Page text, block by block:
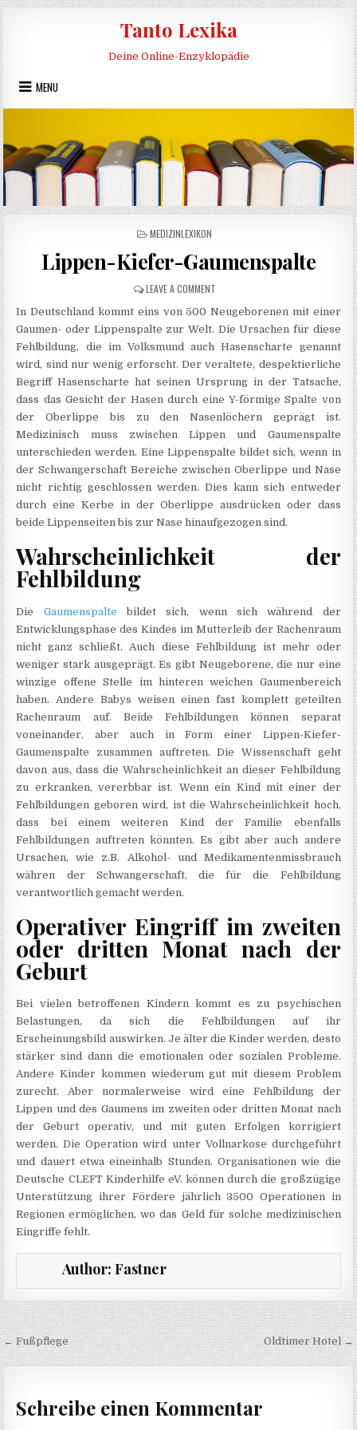
Skip to content
Tanto Lexika
Deine Online-Enzyklopädie
MENU
POSTED IN
MEDIZINLEXIKON
Lippen-Kiefer-Gaumenspalte
LEAVE A COMMENTON LIPPEN-KIEFER-GAUMENSPALTE
In Deutschland kommt eins von 500 Neugeborenen mit einer
Gaumen- oder Lippenspalte zur Welt. Die Ursachen für diese
Fehlbildung, die im Volksmund auch Hasenscharte genannt
wird, sind nur wenig erforscht. Der veraltete, despektierliche
Begriff Hasenscharte hat seinen Ursprung in der Tatsache,
dass das Gesicht der Hasen durch eine Y-förmige Spalte von
der Oberlippe bis zu den Nasenlöchern geprägt ist.
Medizinisch muss zwischen Lippen und Gaumenspalte
unterschieden werden. Eine Lippenspalte bildet sich, wenn in
der Schwangerschaft Bereiche zwischen Oberlippe und Nase
nicht richtig geschlossen werden. Dies kann sich entweder
durch eine Kerbe in der Oberlippe ausdrücken oder dass
beide Lippenseiten bis zur Nase hinaufgezogen sind.
Wahrscheinlichkeit der
Fehlbildung
Die Gaumenspalte bildet sich, wenn sich während der
Entwicklungsphase des Kindes im Mutterleib der Rachenraum
nicht ganz schließt. Auch diese Fehlbildung ist mehr oder
weniger stark ausgeprägt. Es gibt Neugeborene, die nur eine
winzige offene Stelle im hinteren weichen Gaumenbereich
haben. Andere Babys weisen einen fast komplett geteilten
Rachenraum auf. Beide Fehlbildungen können separat
voneinander, aber auch in Form einer Lippen-Kiefer-
Gaumenspalte zusammen auftreten. Die Wissenschaft geht
davon aus, dass die Wahrscheinlichkeit an dieser Fehlbildung
zu erkranken, vererbbar ist. Wenn ein Kind mit einer der
Fehlbildungen geboren wird, ist die Wahrscheinlichkeit hoch,
dass bei einem weiteren Kind der Familie ebenfalls
Fehlbildungen auftreten könnten. Es gibt aber auch andere
Ursachen, wie z.B. Alkohol- und Medikamentenmissbrauch
währen der Schwangerschaft, die für die Fehlbildung
verantwortlich gemacht werden.
Operativer Eingriff im zweiten
oder dritten Monat nach der
Geburt
Bei vielen betroffenen Kindern kommt es zu psychischen
Belastungen, da sich die Fehlbildungen auf ihr
Erscheinungsbild auswirken. Je älter die Kinder werden, desto
stärker sind dann die emotionalen oder sozialen Probleme.
Andere Kinder kommen wiederum gut mit diesem Problem
zurecht. Aber normalerweise wird eine Fehlbildung der
Lippen und des Gaumens im zweiten oder dritten Monat nach
der Geburt operativ, und mit guten Erfolgen korrigiert
werden. Die Operation wird unter Vollnarkose durchgeführt
und dauert etwa eineinhalb Stunden. Organisationen wie die
Deutsche CLEFT Kinderhilfe eV. können durch die großzügige
Unterstützung ihrer Fördere jährlich 3500 Operationen in
Regionen ermöglichen, wo das Geld für solche medizinischen
Eingriffe fehlt.
Author: Fastner
Beitragsnavigation
← Fußpflege Oldtimer Hotel →
Schreibe einen Kommentar